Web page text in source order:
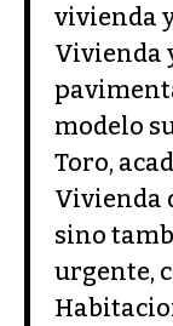
vivienda
Vivienda
modelo
Toro,
Vivienda
sino
urgente,